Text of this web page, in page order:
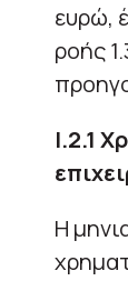
ευρώ,
ροής
Ι.2.1
Η